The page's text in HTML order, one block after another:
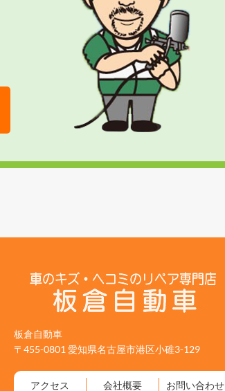
板倉自動車
〒455-0801 愛知県名古屋市港区小碓3-129
アクセス 会社概要 お問い合わせ